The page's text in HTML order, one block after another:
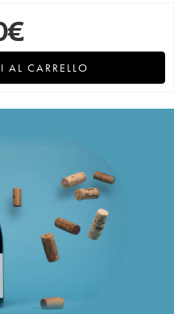
€
CARRELLO